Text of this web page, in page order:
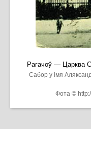
Рагачоў — Царква
Сабор у імя
Фота ©